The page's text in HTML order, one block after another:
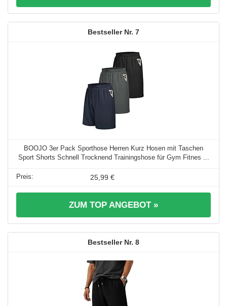
7
BOOJO 3er Pack Sporthose Herren Kurz Hosen mit Taschen
Sport Shorts Schnell Trocknend Trainingshose für Gym Fitnes ...
25,99 €
ZUM TOP ANGEBOT »
8